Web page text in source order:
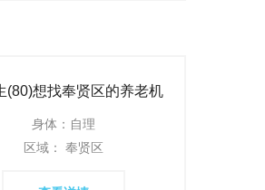
(80)想找奉贤区的养老机
身体：自理
区域： 奉贤区